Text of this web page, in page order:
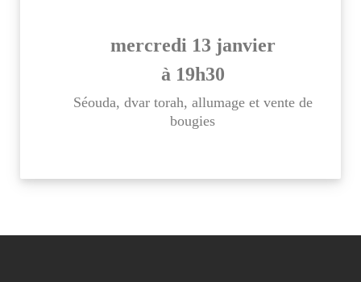
mercredi 13 janvier
à 19h30
Séouda, dvar torah, allumage et vente de
bougies